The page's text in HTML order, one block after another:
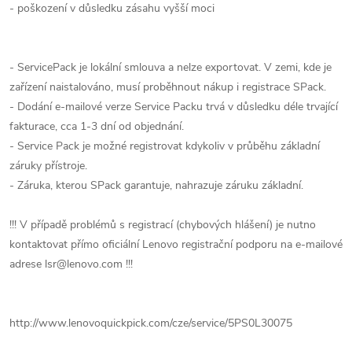
- poškození v důsledku zásahu vyšší moci
- ServicePack je lokální smlouva a nelze exportovat. V zemi, kde je
zařízení naistalováno, musí proběhnout nákup i registrace SPack.
- Dodání e-mailové verze Service Packu trvá v důsledku déle trvající
fakturace, cca 1-3 dní od objednání.
- Service Pack je možné registrovat kdykoliv v průběhu základní
záruky přístroje.
- Záruka, kterou SPack garantuje, nahrazuje záruku základní.
!!! V případě problémů s registrací (chybových hlášení) je nutno
kontaktovat přímo oficiální Lenovo registrační podporu na e-mailové
adrese lsr@lenovo.com !!!
http://www.lenovoquickpick.com/cze/service/5PS0L30075